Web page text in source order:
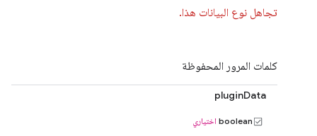
تجاهل نوع البيانات هذا.
كلمات المرور المحفوظة
pluginData
boolean اختياري